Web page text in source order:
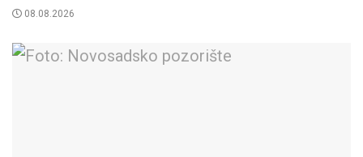
08.08.2026